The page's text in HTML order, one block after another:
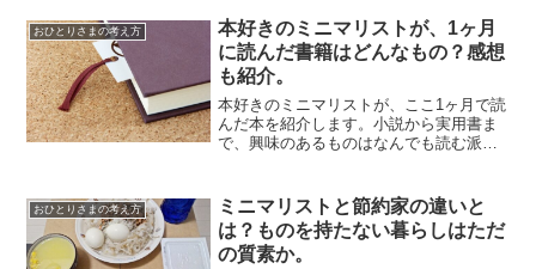
す。目標1.自立はできたか？まず、「一
人暮らしをする」...
おひとりさまの考え方
本好きのミニマリストが、1ヶ月
に読んだ書籍はどんなもの？感想
も紹介。
本好きのミニマリストが、ここ1ヶ月で読
んだ本を紹介します。小説から実用書ま
で、興味のあるものはなんでも読む派で
読んで過ごすときの参考になるかもしれ
ません。1ヶ月で10冊...
おひとりさまの考え方
ミニマリストと節約家の違いと
は？ものを持たない暮らしはただ
の質素か。